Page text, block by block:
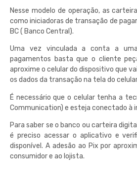
Nesse modelo de operação, as
como iniciadoras de transação de
BC ( Banco Central).
Uma vez vinculada a conta a
pagamentos basta que o cliente
aproxime o celular do dispositivo que
os dados da transação na tela do
É necessário que o celular tenha a
Communication) e esteja conectado à
Para saber se o banco ou carteira
é preciso acessar o aplicativo e
disponível. A adesão ao Pix por
consumidor e ao lojista.